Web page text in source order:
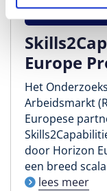
Europe
Het
Arbeidsmarkt
Europese
door Horizon
een breed
lees meer